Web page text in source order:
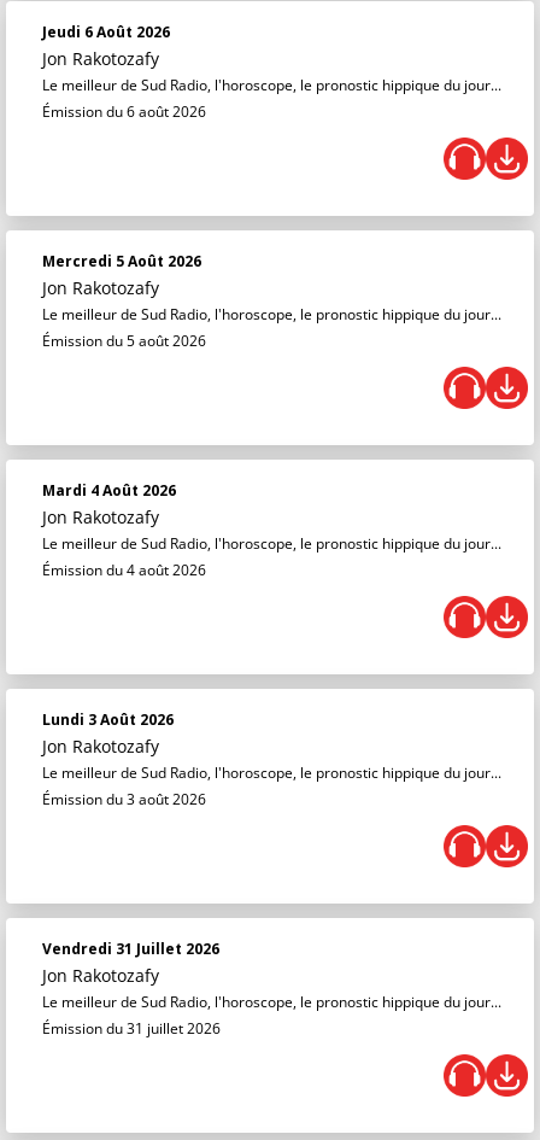
Jeudi 6 Août 2026
Jon Rakotozafy
Le meilleur de Sud Radio, l'horoscope, le pronostic hippique du jour...
Émission du 6 août 2026
Mercredi 5 Août 2026
Jon Rakotozafy
Le meilleur de Sud Radio, l'horoscope, le pronostic hippique du jour...
Émission du 5 août 2026
Mardi 4 Août 2026
Jon Rakotozafy
Le meilleur de Sud Radio, l'horoscope, le pronostic hippique du jour...
Émission du 4 août 2026
Lundi 3 Août 2026
Jon Rakotozafy
Le meilleur de Sud Radio, l'horoscope, le pronostic hippique du jour...
Émission du 3 août 2026
Vendredi 31 Juillet 2026
Jon Rakotozafy
Le meilleur de Sud Radio, l'horoscope, le pronostic hippique du jour...
Émission du 31 juillet 2026